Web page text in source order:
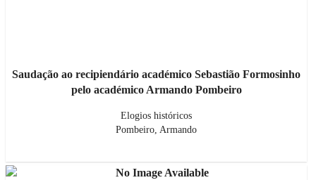
Saudação ao recipiendário académico Sebastião Formosinho
pelo académico Armando Pombeiro
Elogios históricos
Pombeiro, Armando